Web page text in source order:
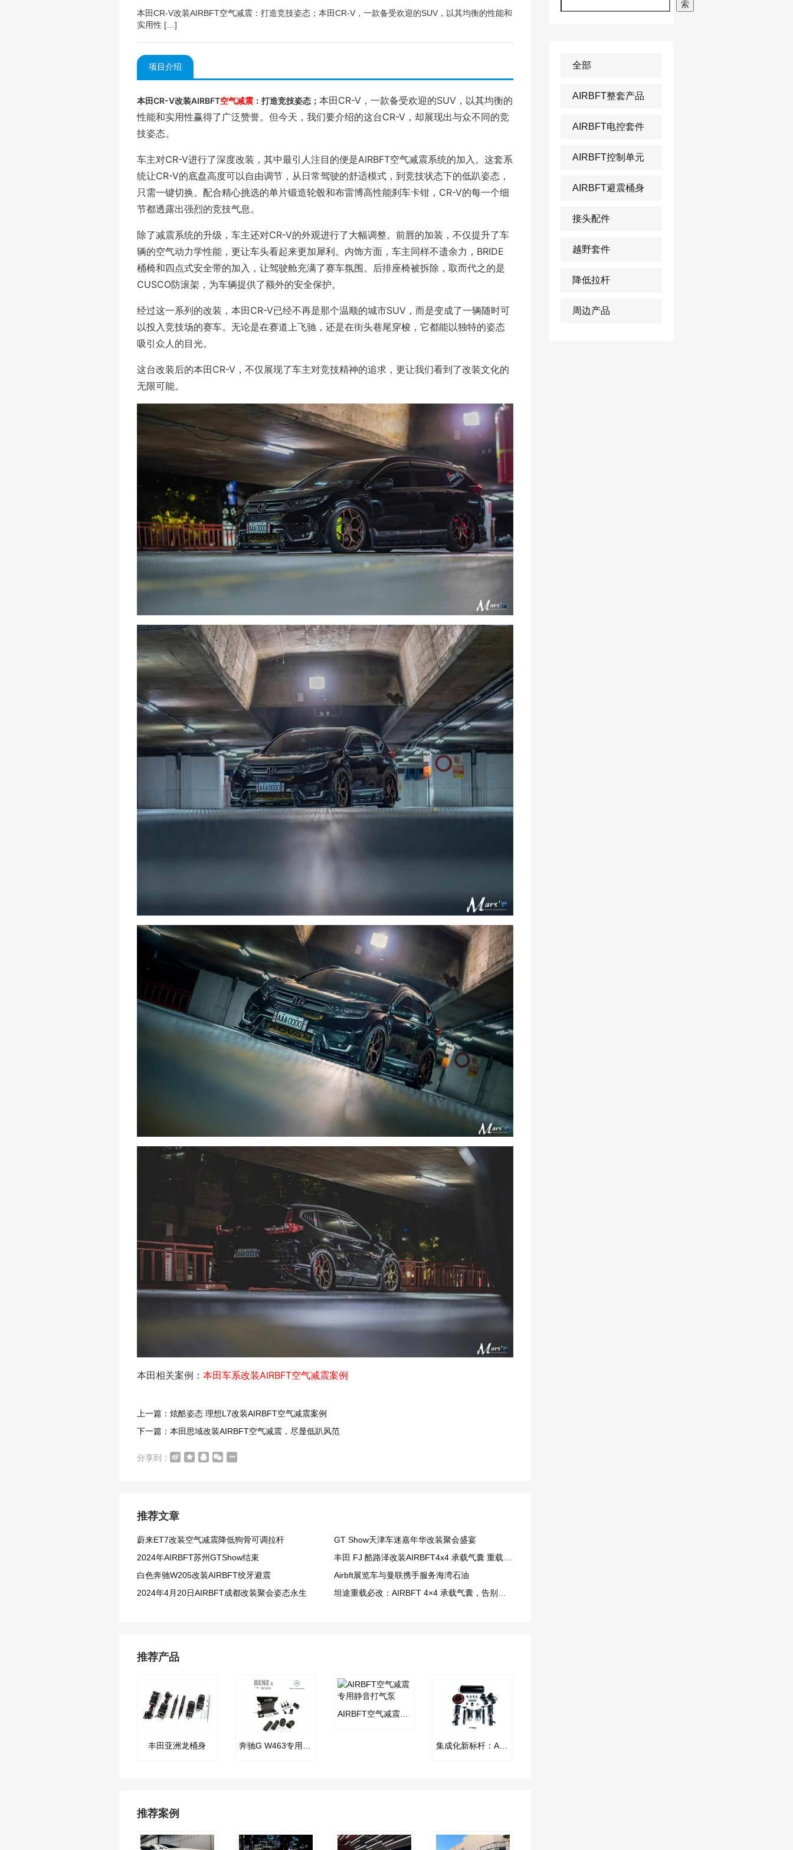
本田CR-V改装AIRBFT空气减震：打造竞技姿态；本田CR-V，一款备受欢迎的SUV，以其均衡的性能和
实用性 […]
项目介绍
本田CR-V改装AIRBFT空气减震 ：打造竞技姿态； 本田CR-V，一款备受欢迎的SUV，以其均衡的
性能和实用性赢得了广泛赞誉。但今天，我们要介绍的这台CR-V，却展现出与众不同的竞
技姿态。
车主对CR-V进行了深度改装，其中最引人注目的便是AIRBFT空气减震系统的加入。这套系
统让CR-V的底盘高度可以自由调节，从日常驾驶的舒适模式，到竞技状态下的低趴姿态，
只需一键切换。配合精心挑选的单片锻造轮毂和布雷博高性能刹车卡钳，CR-V的每一个细
节都透露出强烈的竞技气息。
除了减震系统的升级，车主还对CR-V的外观进行了大幅调整。前唇的加装，不仅提升了车
辆的空气动力学性能，更让车头看起来更加犀利。内饰方面，车主同样不遗余力，BRIDE
桶椅和四点式安全带的加入，让驾驶舱充满了赛车氛围。后排座椅被拆除，取而代之的是
CUSCO防滚架，为车辆提供了额外的安全保护。
经过这一系列的改装，本田CR-V已经不再是那个温顺的城市SUV，而是变成了一辆随时可
以投入竞技场的赛车。无论是在赛道上飞驰，还是在街头巷尾穿梭，它都能以独特的姿态
吸引众人的目光。
这台改装后的本田CR-V，不仅展现了车主对竞技精神的追求，更让我们看到了改装文化的
无限可能。
本田相关案例： 本田车系改装AIRBFT空气减震案例
上一篇：炫酷姿态 理想L7改装AIRBFT空气减震案例​
下一篇：本田思域改装AIRBFT空气减震，尽显低趴风范
分享到：
推荐文章
蔚来ET7改装空气减震降低狗骨可调拉杆
GT Show天津车迷嘉年华改装聚会盛宴
2024年AIRBFT苏州GTShow结束
丰田 FJ 酷路泽改装AIRBFT4x4 承载气囊 重载越野更加从容
白色奔驰W205改装AIRBFT绞牙避震
Airbft展览车与曼联携手服务海湾石油
2024年4月20日AIRBFT成都改装聚会姿态永生
坦途重载必改：AIRBFT 4×4 承载气囊，告别拖挂塌尾窘境
推荐产品
丰田亚洲龙桶身
AIRBFT空气减震专用静音打气泵
集成化新标杆：AIRBFT 罐阀一体气动避震电控套件
推荐案例
索
全部
AIRBFT整套产品
AIRBFT电控套件
AIRBFT控制单元
AIRBFT避震桶身
接头配件
越野套件
降低拉杆
周边产品